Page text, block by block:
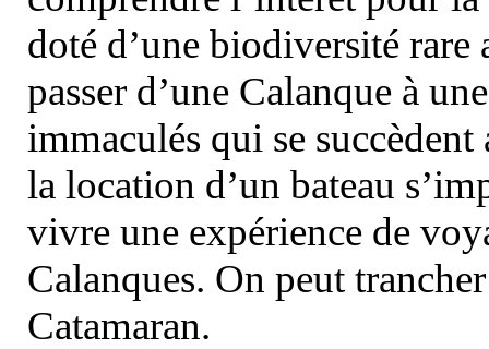
doté d’une biodiversité
passer d’une Calanque à
immaculés qui se
la location d’un bateau
vivre une expérience de
Calanques. On peut
Catamaran.